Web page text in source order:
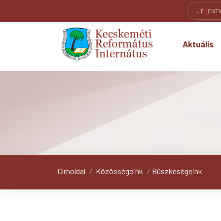
Aktuális
Címoldal / Közösségeink / Büszkeségeink